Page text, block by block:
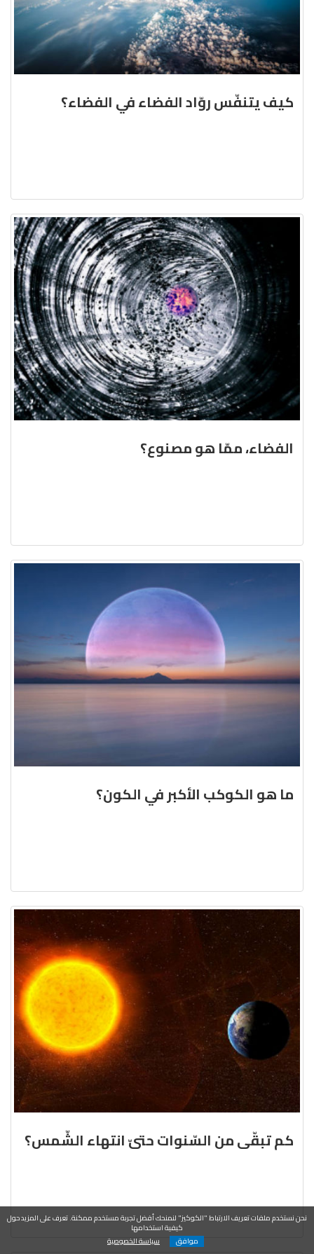
كيف يتنفّس روّاد الفضاء في الفضاء؟
الفضاء، ممّا هو مصنوع؟
ما هو الكوكب الأكبر في الكون؟
كم تبقّى من السّنوات حتىّ انتهاء الشّمس؟
نحن نستخدم ملفات تعريف الارتباط "الكوكيز" لنمنحك أفضل تجربة مستخدم ممكنة. تعرف على المزيد حول
كيفية استخدامها
موافق
سياسة الخصوصية